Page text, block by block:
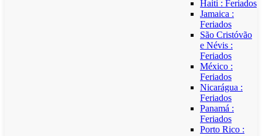
Haiti : Feriados
Jamaica :
Feriados
São Cristóvão
e Névis :
Feriados
México :
Feriados
Nicarágua :
Feriados
Panamá :
Feriados
Porto Rico :